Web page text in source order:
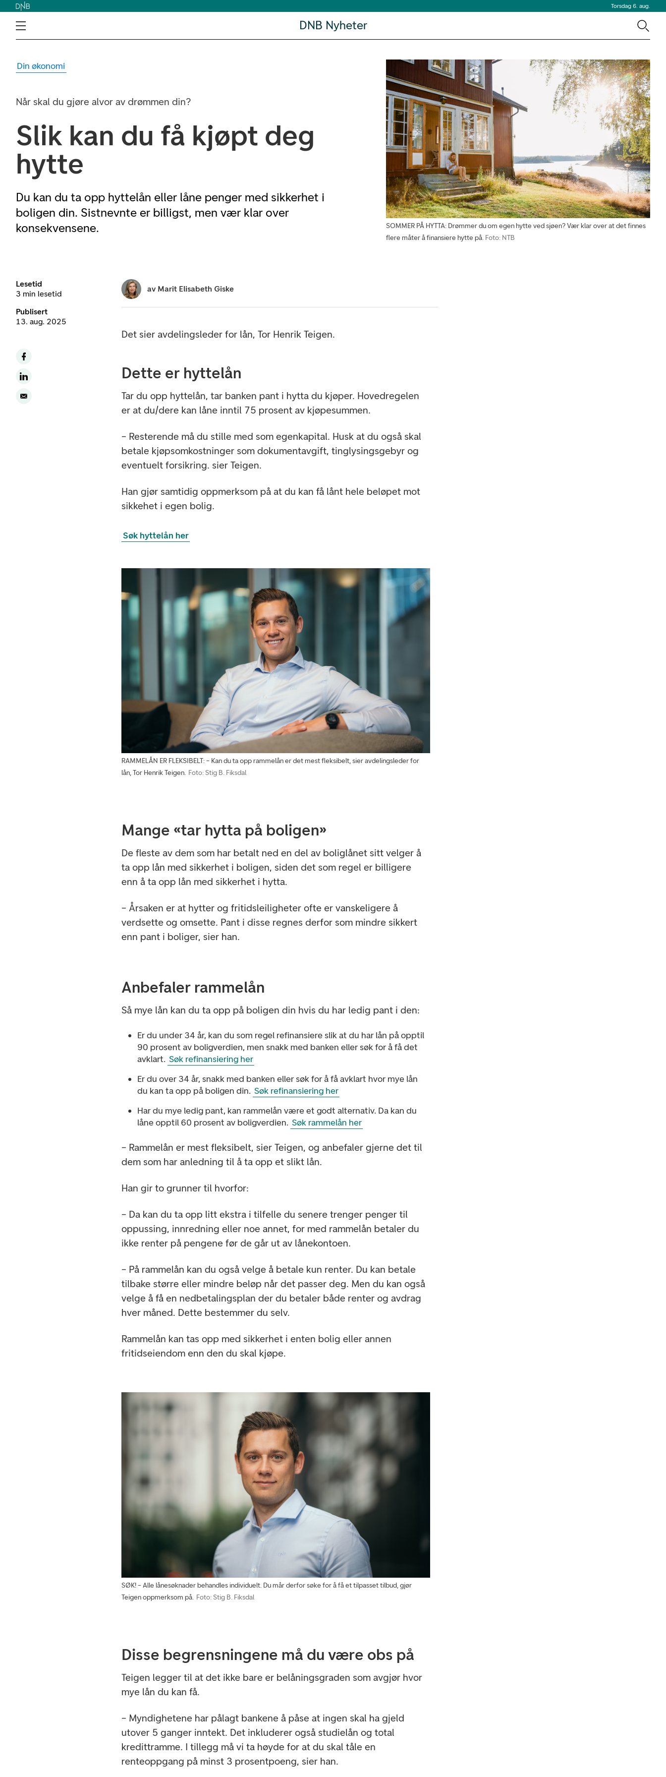
Torsdag 6. aug.
DNB Nyheter
Din økonomi
Når skal du gjøre alvor av drømmen din?
Slik kan du få kjøpt deg
hytte
Du kan du ta opp hyttelån eller låne penger med sikkerhet i
boligen din. Sistnevnte er billigst, men vær klar over
konsekvensene.
SOMMER PÅ HYTTA: Drømmer du om egen hytte ved sjøen? Vær klar over at det finnes
flere måter å finansiere hytte på. Foto: NTB
Lesetid
3 min lesetid
Publisert
13. aug. 2025
av Marit Elisabeth Giske
Det sier avdelingsleder for lån, Tor Henrik Teigen.
Dette er hyttelån
Tar du opp hyttelån, tar banken pant i hytta du kjøper. Hovedregelen
er at du/dere kan låne inntil 75 prosent av kjøpesummen.
– Resterende må du stille med som egenkapital. Husk at du også skal
betale kjøpsomkostninger som dokumentavgift, tinglysingsgebyr og
eventuelt forsikring. sier Teigen.
Han gjør samtidig oppmerksom på at du kan få lånt hele beløpet mot
sikkehet i egen bolig.
Søk hyttelån her
RAMMELÅN ER FLEKSIBELT: – Kan du ta opp rammelån er det mest fleksibelt, sier avdelingsleder for
lån, Tor Henrik Teigen. Foto: Stig B. Fiksdal
Mange «tar hytta på boligen»
De fleste av dem som har betalt ned en del av boliglånet sitt velger å
ta opp lån med sikkerhet i boligen, siden det som regel er billigere
enn å ta opp lån med sikkerhet i hytta.
– Årsaken er at hytter og fritidsleiligheter ofte er vanskeligere å
verdsette og omsette. Pant i disse regnes derfor som mindre sikkert
enn pant i boliger, sier han.
Anbefaler rammelån
Så mye lån kan du ta opp på boligen din hvis du har ledig pant i den:
Er du under 34 år, kan du som regel refinansiere slik at du har lån på opptil
90 prosent av boligverdien, men snakk med banken eller søk for å få det
avklart. Søk refinansiering her
Er du over 34 år, snakk med banken eller søk for å få avklart hvor mye lån
du kan ta opp på boligen din. Søk refinansiering her
Har du mye ledig pant, kan rammelån være et godt alternativ. Da kan du
låne opptil 60 prosent av boligverdien. Søk rammelån her
– Rammelån er mest fleksibelt, sier Teigen, og anbefaler gjerne det til
dem som har anledning til å ta opp et slikt lån.
Han gir to grunner til hvorfor:
– Da kan du ta opp litt ekstra i tilfelle du senere trenger penger til
oppussing, innredning eller noe annet, for med rammelån betaler du
ikke renter på pengene før de går ut av lånekontoen.
– På rammelån kan du også velge å betale kun renter. Du kan betale
tilbake større eller mindre beløp når det passer deg. Men du kan også
velge å få en nedbetalingsplan der du betaler både renter og avdrag
hver måned. Dette bestemmer du selv.
Rammelån kan tas opp med sikkerhet i enten bolig eller annen
fritidseiendom enn den du skal kjøpe.
SØK! – Alle lånesøknader behandles individuelt. Du mår derfor søke for å få et tilpasset tilbud, gjør
Teigen oppmerksom på. Foto: Stig B. Fiksdal
Disse begrensningene må du være obs på
Teigen legger til at det ikke bare er belåningsgraden som avgjør hvor
mye lån du kan få.
– Myndighetene har pålagt bankene å påse at ingen skal ha gjeld
utover 5 ganger inntekt. Det inkluderer også studielån og total
kredittramme. I tillegg må vi ta høyde for at du skal tåle en
renteoppgang på minst 3 prosentpoeng, sier han.